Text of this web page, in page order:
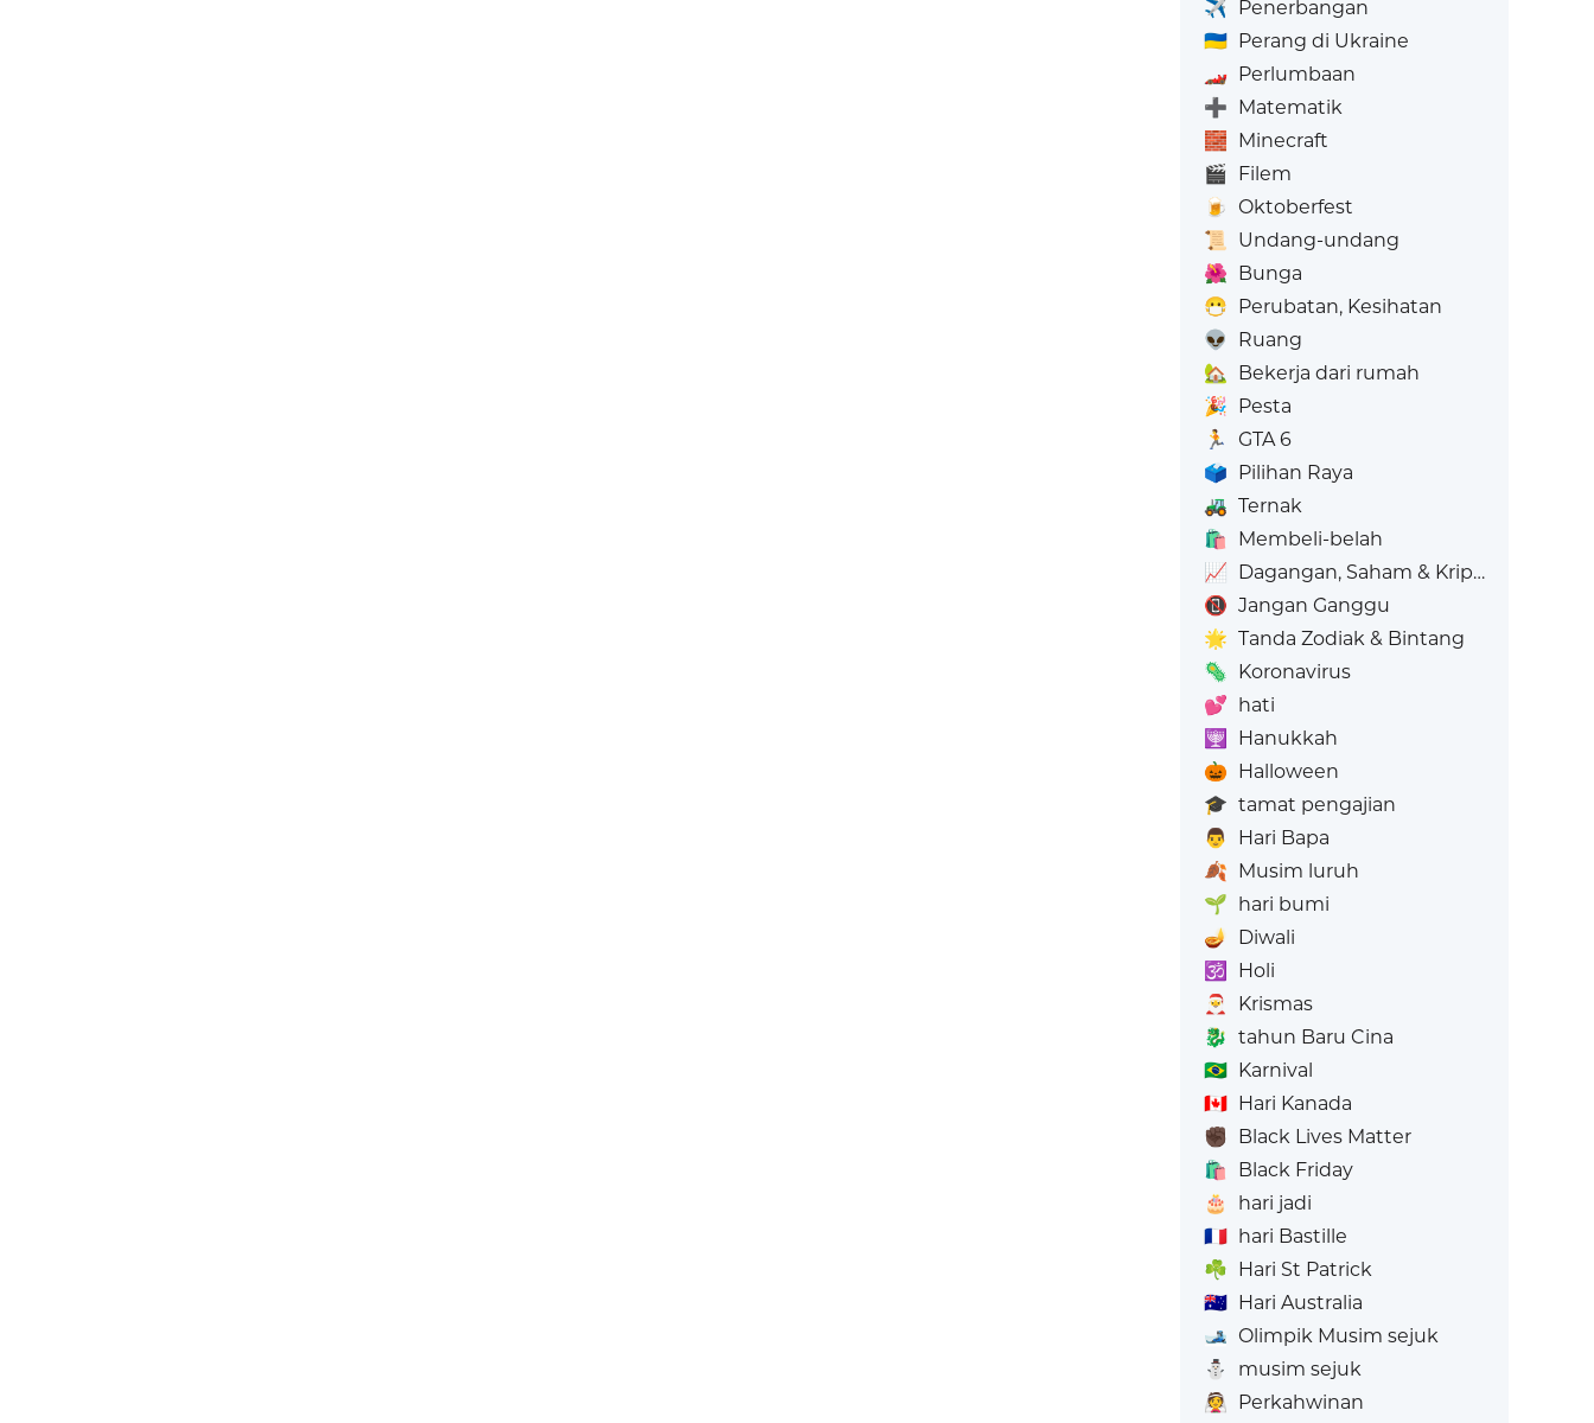
✈️ Penerbangan
🇺🇦 Perang di Ukraine
🏎️ Perlumbaan
➕ Matematik
🧱 Minecraft
🎬 Filem
🍺
Oktoberfest
📜
Undang-undang
🌺 Bunga
😷 Perubatan, Kesihatan
👽
Ruang
🏡
Bekerja dari rumah
🎉 Pesta
🏃
GTA 6
🗳️ Pilihan Raya
🚜 Ternak
🛍️
Membeli-belah
📈 Dagangan, Saham & Kripto
📵 Jangan Ganggu
🌟 Tanda Zodiak & Bintang
🦠 Koronavirus
💕 hati
🕎
Hanukkah
🎃 Halloween
🎓 tamat pengajian
👨
Hari Bapa
🍂 Musim luruh
🌱 hari bumi
🪔
Diwali
🕉️
Holi
🎅
Krismas
🐉 tahun Baru Cina
🇧🇷 Karnival
🇨🇦 Hari Kanada
✊🏿 Black Lives Matter
🛍️
Black Friday
🎂
hari jadi
🇫🇷 hari Bastille
☘️ Hari St Patrick
🇦🇺 Hari Australia
🎿 Olimpik Musim sejuk
⛄
musim sejuk
👰 Perkahwinan